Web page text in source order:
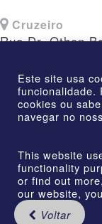
Voltar
Cruzeiro
Rua Dr. Othon
Este site usa
funcionalidade.
cookies ou
navegar no
This website
functionality
or find out more,
our website,